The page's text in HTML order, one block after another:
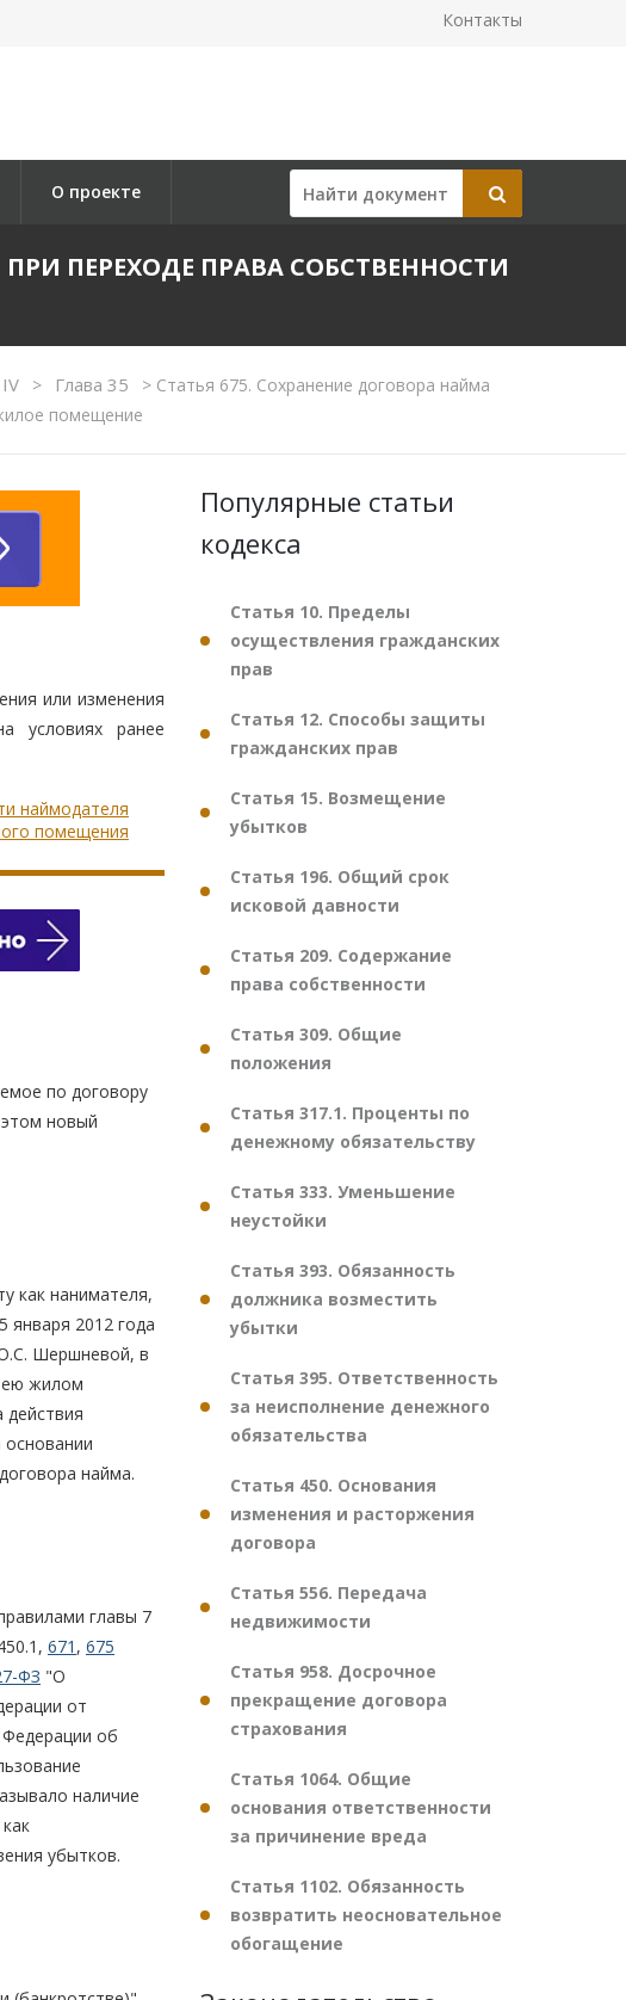
Контакты
О проекте
ПЕРЕХОДЕ ПРАВА СОБСТВЕННОСТИ
> Глава 35 > Статья 675. Сохранение договора найма
помещение
или изменения
условиях ранее
наймодателя
помещения
по договору
новый
как нанимателя,
января 2012 года
Шершневой, в
ею жилом
найма.
главы 7
671 , 675
ФЗ "О
от
об
наличие
убытков.
Популярные статьи
кодекса
Статья 10. Пределы
осуществления гражданских
прав
Статья 12. Способы защиты
гражданских прав
Статья 15. Возмещение
убытков
Статья 196. Общий срок
исковой давности
Статья 209. Содержание
права собственности
Статья 309. Общие
положения
Статья 317.1. Проценты по
денежному обязательству
Статья 333. Уменьшение
неустойки
Статья 393. Обязанность
должника возместить
убытки
Статья 395. Ответственность
за неисполнение денежного
обязательства
Статья 450. Основания
изменения и расторжения
договора
Статья 556. Передача
недвижимости
Статья 958. Досрочное
прекращение договора
страхования
Статья 1064. Общие
основания ответственности
за причинение вреда
Статья 1102. Обязанность
возвратить неосновательное
обогащение